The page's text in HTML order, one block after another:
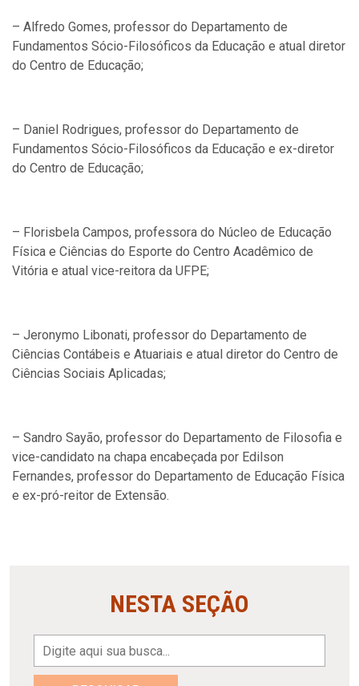
– Alfredo Gomes, professor do Departamento de
Fundamentos Sócio-Filosóficos da Educação e atual diretor
do Centro de Educação;
– Daniel Rodrigues, professor do Departamento de
Fundamentos Sócio-Filosóficos da Educação e ex-diretor
do Centro de Educação;
– Florisbela Campos, professora do Núcleo de Educação
Física e Ciências do Esporte do Centro Acadêmico de
Vitória e atual vice-reitora da UFPE;
– Jeronymo Libonati, professor do Departamento de
Ciências Contábeis e Atuariais e atual diretor do Centro de
Ciências Sociais Aplicadas;
– Sandro Sayão, professor do Departamento de Filosofia e
vice-candidato na chapa encabeçada por Edilson
Fernandes, professor do Departamento de Educação Física
e ex-pró-reitor de Extensão.
NESTA SEÇÃO